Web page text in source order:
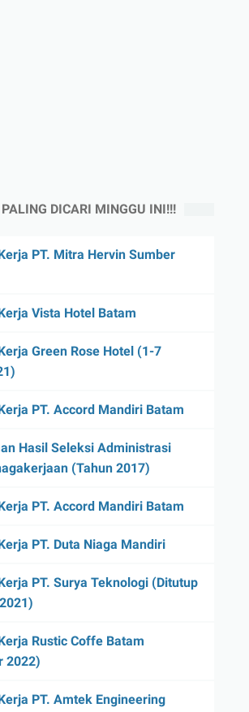
PALING DICARI MINGGU INI!!!
PT. Mitra Hervin Sumber
Vista Hotel Batam
Green Rose Hotel (1-7
PT. Accord Mandiri Batam
Hasil Seleksi Administrasi
(Tahun 2017)
PT. Accord Mandiri Batam
PT. Duta Niaga Mandiri
PT. Surya Teknologi (Ditutup
Rustic Coffe Batam
2022)
PT. Amtek Engineering